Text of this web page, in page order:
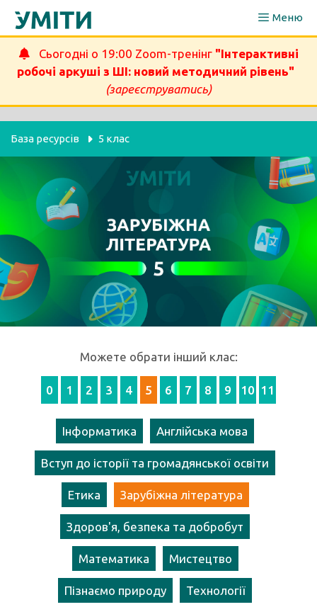
Перейти
Меню
Сьогодні о 19:00 Zoom-тренінг "Інтерактивні
робочі аркуші з ШІ: новий методичний рівень"
(зареєструватись)
База ресурсів 5 клас
Можете обрати інший клас:
0 1 2 3 4 5 6 7 8 9 10 11
Інформатика Англійська мова
Вступ до історії та громадянської освіти
Етика Зарубіжна література
Здоров'я, безпека та добробут
Математика Мистецтво
Пізнаємо природу Технології